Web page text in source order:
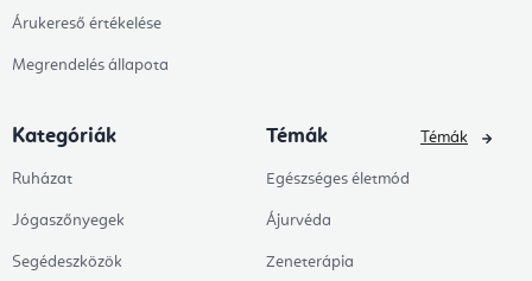
Árukereső értékelése
Megrendelés állapota
Kategóriák
Ruházat
Jógaszőnyegek
Segédeszközök
Témák
Egészséges életmód
Ájurvéda
Zeneterápia
Témák